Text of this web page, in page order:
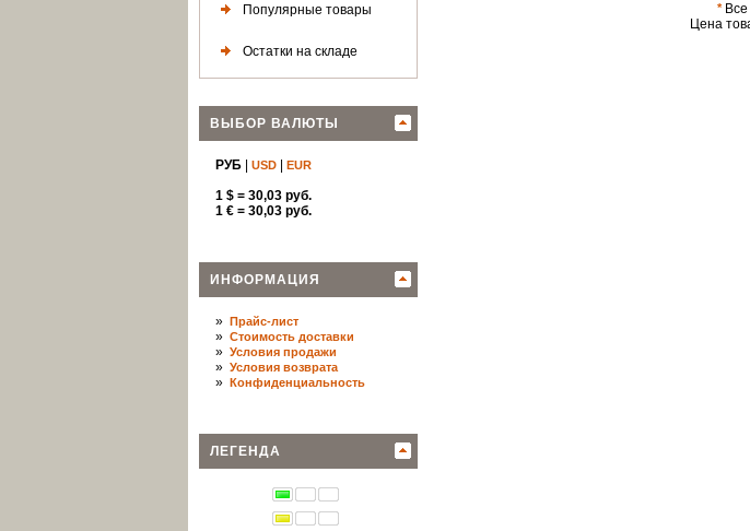
Популярные товары
Остатки на складе
ВЫБОР ВАЛЮТЫ
РУБ USD EUR
1 $ = 30,03 руб.
1 € = 30,03 руб.
ИНФОРМАЦИЯ
» Прайс-лист
» Стоимость доставки
» Условия продажи
» Условия возврата
» Конфиденциальность
ЛЕГЕНДА
*Все
Цена